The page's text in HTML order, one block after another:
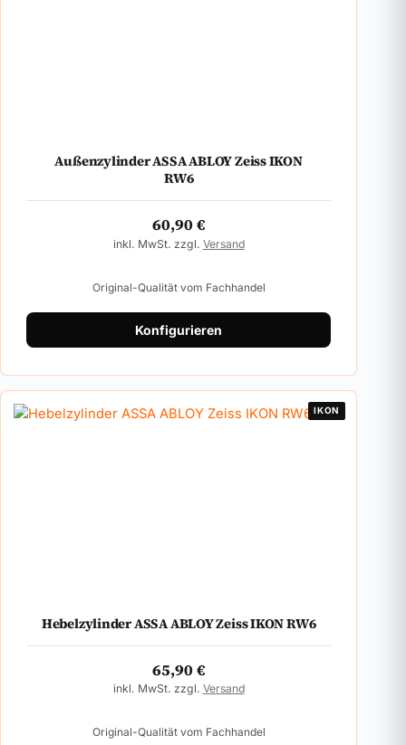
Außenzylinder ASSA ABLOY Zeiss IKON
RW6
60,90€
inkl. MwSt. zzgl. Versand
Original-Qualität vom Fachhandel
Konfigurieren
IKON
Hebelzylinder ASSA ABLOY Zeiss IKON RW6
65,90€
inkl. MwSt. zzgl. Versand
Original-Qualität vom Fachhandel